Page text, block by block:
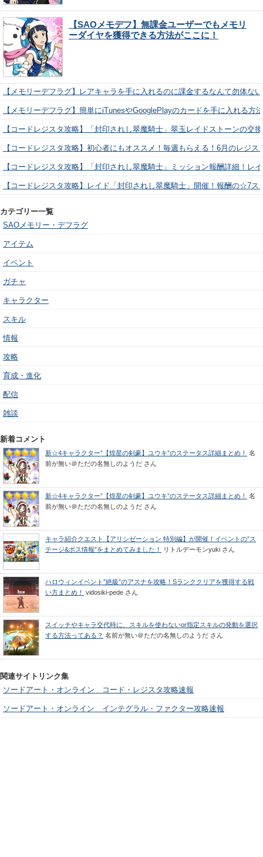
【SAOメモデフ】無課金ユーザーでもメモリ
ーダイヤを獲得できる方法がここに！
【メモリーデフラグ】レアキャラを手に入れるのに課金するなんて勿体な
【メモリーデフラグ】簡単にiTunesやGooglePlayのカードを手に入れる方
【コードレジスタ攻略】「封印されし翠魔騎士」翠玉レイドストーンの交
【コードレジスタ攻略】初心者にもオススメ！毎週もらえる！6月のレジ
【コードレジスタ攻略】「封印されし翠魔騎士」ミッション報酬詳細！レ
【コードレジスタ攻略】レイド「封印されし翠魔騎士」開催！報酬の☆7
カテゴリー一覧
SAOメモリー・デフラグ
アイテム
イベント
ガチャ
キャラクター
スキル
情報
攻略
育成・進化
配信
雑談
新着コメント
新☆4キャラクター”【煌星の剣豪】ユウキ”のステータス詳細まとめ！
名
前が無い＠ただの名無しのようだ さん
新☆4キャラクター”【煌星の剣豪】ユウキ”のステータス詳細まとめ！
名
前が無い＠ただの名無しのようだ さん
キャラ紹介クエスト【アリシゼーション 特別編】が開催！イベントの”ス
テージ&ボス情報”をまとめてみました！
リトルデーモンyuki さん
ハロウィンイベント”絶級”のアスナを攻略！Sランククリアを獲得する戦
い方まとめ！
vidosiki-pede さん
スイッチやキャラ交代時に、スキルを使わないor指定スキルの発動を選択
する方法ってある？ 名前が無い＠ただの名無しのようだ さん
関連サイトリンク集
ソードアート・オンライン コード・レジスタ攻略速報
ソードアート・オンライン インテグラル・ファクター攻略速報